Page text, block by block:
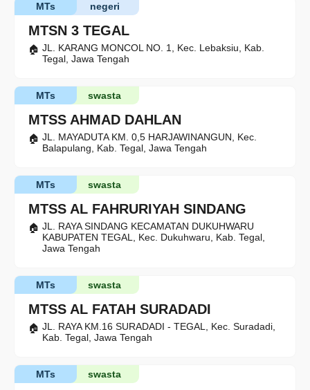
MTSN 3 TEGAL
negeri
MTs
JL. KARANG MONCOL NO. 1, Kec. Lebaksiu, Kab.
Tegal, Jawa Tengah
MTSS AHMAD DAHLAN
swasta
MTs
JL. MAYADUTA KM. 0,5 HARJAWINANGUN, Kec.
Balapulang, Kab. Tegal, Jawa Tengah
MTSS AL FAHRURIYAH SINDANG
swasta
MTs
JL. RAYA SINDANG KECAMATAN DUKUHWARU
KABUPATEN TEGAL, Kec. Dukuhwaru, Kab. Tegal,
Jawa Tengah
MTSS AL FATAH SURADADI
swasta
MTs
JL. RAYA KM.16 SURADADI - TEGAL, Kec. Suradadi,
Kab. Tegal, Jawa Tengah
swasta
MTs